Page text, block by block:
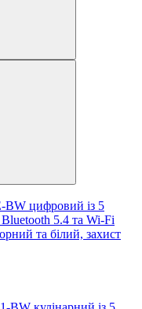
цифровий із 5
5.4 та Wi-Fi
та білий, захист